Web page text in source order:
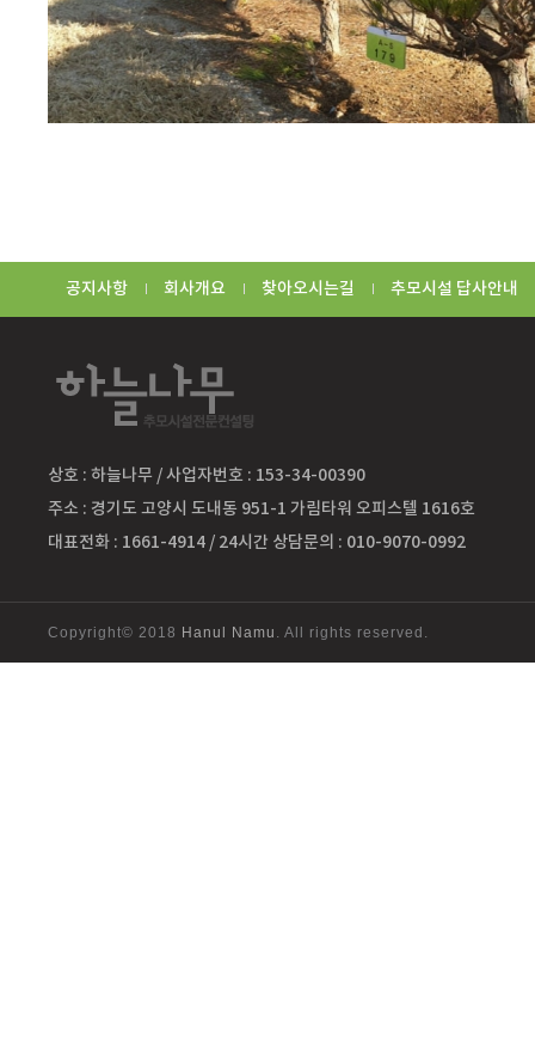
공지사항 회사개요 찾아오시는길 추모시설 답사안내
상호 : 하늘나무 / 사업자번호 : 153-34-00390
주소 : 경기도 고양시 도내동 951-1 가림타워 오피스텔 1616호
대표전화 : 1661-4914 / 24시간 상담문의 : 010-9070-0992
Copyright© 2018 Hanul Namu . All rights reserved.